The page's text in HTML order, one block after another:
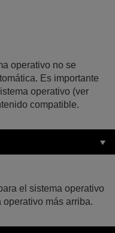
operativo no se
Es importante
operativo (ver
compatible.
el sistema operativo
más arriba.